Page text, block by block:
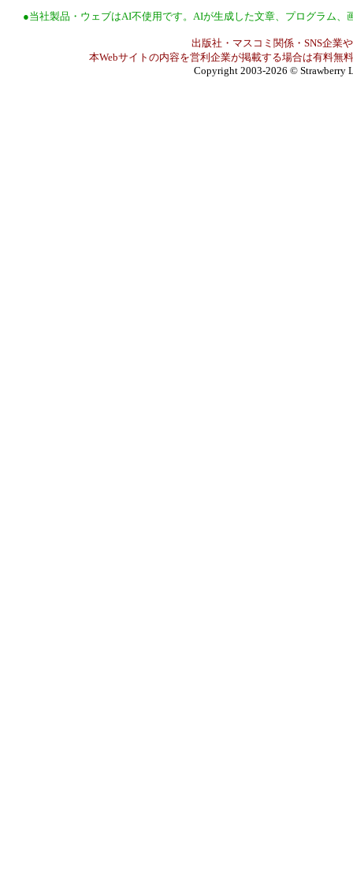
●当社製品・ウェブはAI不使用です。AIが生成した文章、プログラム
出版社・マスコミ関係・SNS企業
本Webサイトの内容を営利企業が掲載する場合は有料無
Copyright 2003-2026 © Strawberry